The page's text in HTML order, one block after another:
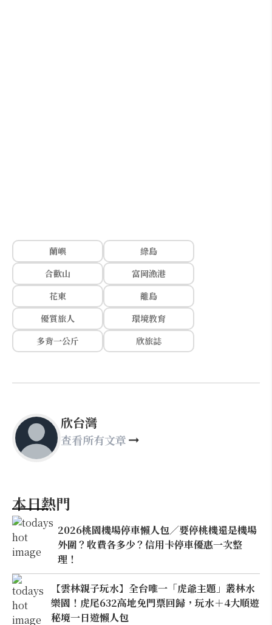
蘭嶼
綠島
合歡山
富岡漁港
花東
離島
優質旅人
環境教育
多背一公斤
欣旅誌
欣台灣
查看所有文章
本日熱門
2026桃園機場停車懶人包／要停桃機還是機場
外圍？收費各多少？信用卡停車優惠一次整
理！
【雲林親子玩水】全台唯一「虎爺主題」叢林水
樂園！虎尾632高地免門票回歸，玩水＋4大順遊
秘境一日遊懶人包